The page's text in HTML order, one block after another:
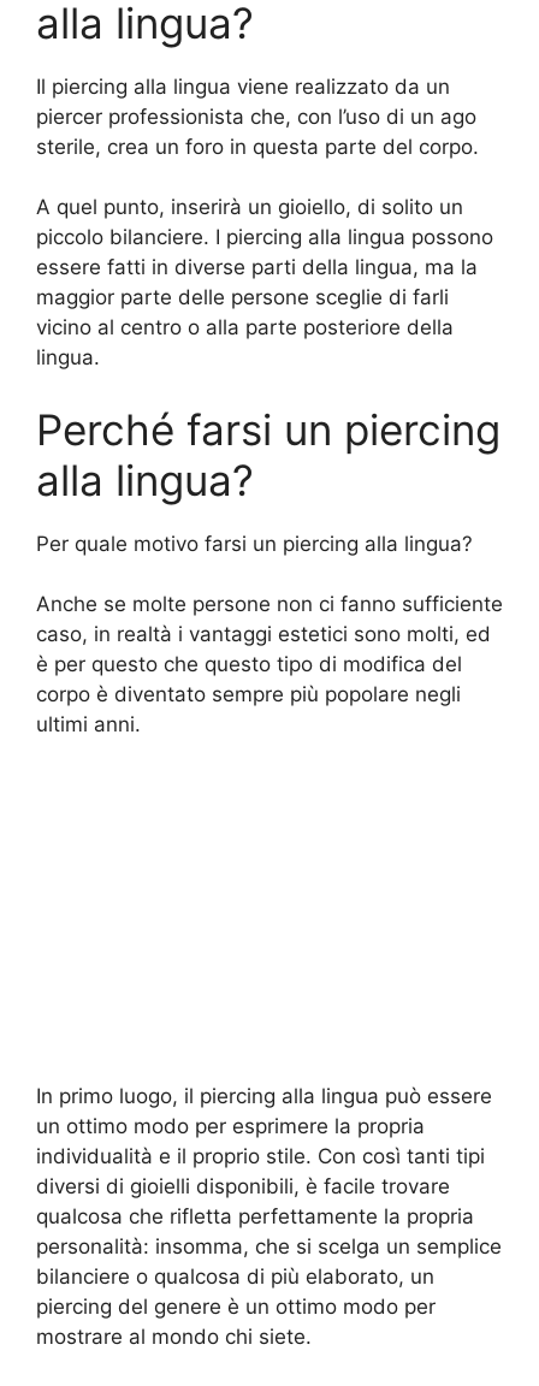
alla lingua?
Il piercing alla lingua viene realizzato da un
piercer professionista che, con l’uso di un ago
sterile, crea un foro in questa parte del corpo.
A quel punto, inserirà un gioiello, di solito un
piccolo bilanciere. I piercing alla lingua possono
essere fatti in diverse parti della lingua, ma la
maggior parte delle persone sceglie di farli
vicino al centro o alla parte posteriore della
lingua.
Perché farsi un piercing
alla lingua?
Per quale motivo farsi un piercing alla lingua?
Anche se molte persone non ci fanno sufficiente
caso, in realtà i vantaggi estetici sono molti, ed
è per questo che questo tipo di modifica del
corpo è diventato sempre più popolare negli
ultimi anni.
In primo luogo, il piercing alla lingua può essere
un ottimo modo per esprimere la propria
individualità e il proprio stile. Con così tanti tipi
diversi di gioielli disponibili, è facile trovare
qualcosa che rifletta perfettamente la propria
personalità: insomma, che si scelga un semplice
bilanciere o qualcosa di più elaborato, un
piercing del genere è un ottimo modo per
mostrare al mondo chi siete.